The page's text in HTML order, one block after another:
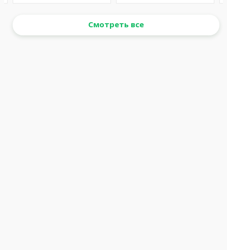
Смотреть все